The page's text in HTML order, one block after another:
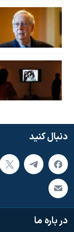
دنبال کنید
در باره ما